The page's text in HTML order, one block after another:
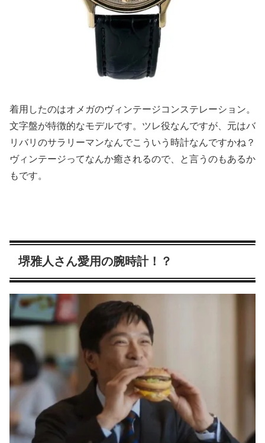
着用したのはオメガのヴィンテージコンステレーション。
文字盤が特徴的なモデルです。ツレ役なんですが、元はバ
リバリのサラリーマンなんでこういう時計なんですかね？
ヴィンテージってなんか癒されるので、と言うのもあるか
もです。
堺雅人さん愛用の腕時計！？